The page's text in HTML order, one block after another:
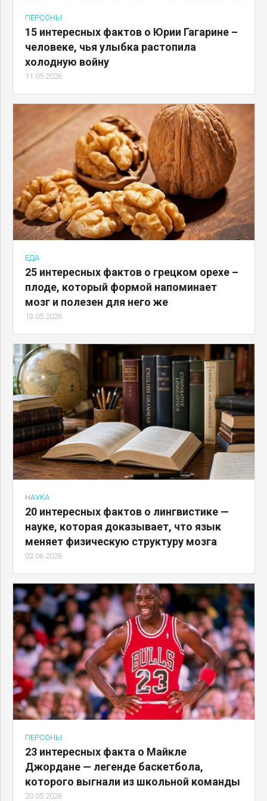
ПЕРСОНЫ
15 интересных фактов о Юрии Гагарине –
человеке, чья улыбка растопила
холодную войну
11.05.2026
ЕДА
25 интересных фактов о грецком орехе –
плоде, который формой напоминает
мозг и полезен для него же
13.05.2026
НАУКА
20 интересных фактов о лингвистике —
науке, которая доказывает, что язык
меняет физическую структуру мозга
02.06.2026
ПЕРСОНЫ
23 интересных факта о Майкле
Джордане — легенде баскетбола,
которого выгнали из школьной команды
20.05.2026